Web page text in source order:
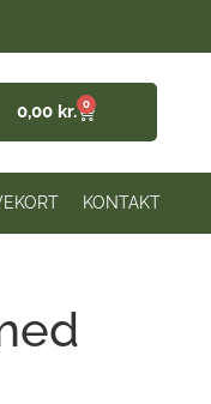
0,00 kr. 0
KONTAKT